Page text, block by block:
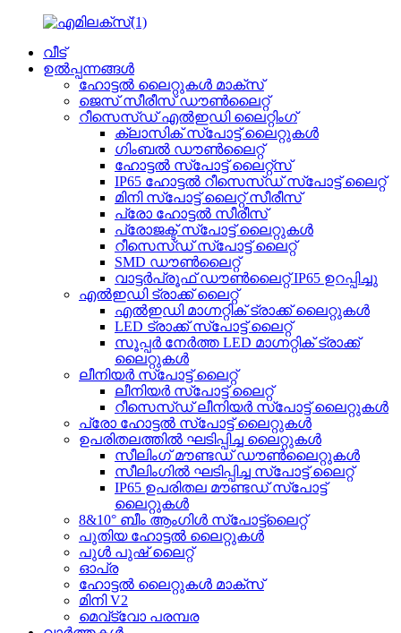
വീട്
ഉൽപ്പന്നങ്ങൾ
ഹോട്ടൽ ലൈറ്റുകൾ മാക്സ്
ജെസ് സീരീസ് ഡൗൺലൈറ്റ്
റീസെസ്ഡ് എൽഇഡി ലൈറ്റിംഗ്
ക്ലാസിക് സ്പോട്ട് ലൈറ്റുകൾ
ഗിംബൽ ഡൗൺലൈറ്റ്
ഹോട്ടൽ സ്പോട്ട് ലൈറ്റ്സ്
IP65 ഹോട്ടൽ റീസെസ്ഡ് സ്പോട്ട് ലൈറ്റ്
മിനി സ്പോട്ട് ലൈറ്റ് സീരീസ്
പ്രോ ഹോട്ടൽ സീരീസ്
പ്രോജക്ട് സ്പോട്ട് ലൈറ്റുകൾ
റീസെസ്ഡ് സ്പോട്ട് ലൈറ്റ്
SMD ഡൗൺലൈറ്റ്
വാട്ടർപ്രൂഫ് ഡൗൺലൈറ്റ് IP65 ഉറപ്പിച്ചു
എൽഇഡി ട്രാക്ക് ലൈറ്റ്
എൽഇഡി മാഗ്നറ്റിക് ട്രാക്ക് ലൈറ്റുകൾ
LED ട്രാക്ക് സ്പോട്ട് ലൈറ്റ്
സൂപ്പർ നേർത്ത LED മാഗ്നറ്റിക് ട്രാക്ക്
ലൈറ്റുകൾ
ലീനിയർ സ്പോട്ട് ലൈറ്റ്
ലീനിയർ സ്പോട്ട് ലൈറ്റ്
റീസെസ്ഡ് ലീനിയർ സ്പോട്ട് ലൈറ്റുകൾ
പ്രോ ഹോട്ടൽ സ്പോട്ട് ലൈറ്റുകൾ
ഉപരിതലത്തിൽ ഘടിപ്പിച്ച ലൈറ്റുകൾ
സീലിംഗ് മൗണ്ടഡ് ഡൗൺലൈറ്റുകൾ
സീലിംഗിൽ ഘടിപ്പിച്ച സ്പോട്ട് ലൈറ്റ്
IP65 ഉപരിതല മൗണ്ടഡ് സ്പോട്ട്
ലൈറ്റുകൾ
8&10° ബീം ആംഗിൾ സ്പോട്ട്‌ലൈറ്റ്
പുതിയ ഹോട്ടൽ ലൈറ്റുകൾ
പുൾ പുഷ് ലൈറ്റ്
ഓപ്ര
ഹോട്ടൽ ലൈറ്റുകൾ മാക്സ്
മിനി V2
മെവ്‌ട്വോ പരമ്പര